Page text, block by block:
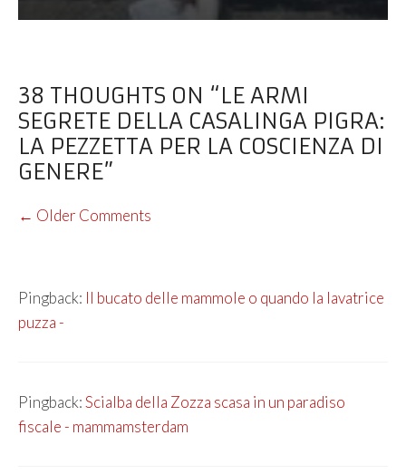
38 THOUGHTS ON “LE ARMI
SEGRETE DELLA CASALINGA PIGRA:
LA PEZZETTA PER LA COSCIENZA DI
GENERE”
COMMENT
← Older Comments
Pingback: Il bucato delle mammole o quando la lavatrice
puzza -
Pingback:Scialba della Zozza scasa in un paradiso
fiscale - mammamsterdam